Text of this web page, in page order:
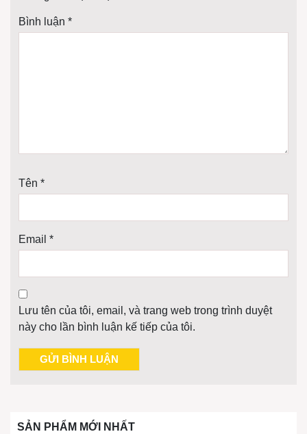
Bình luận *
Tên *
Email *
Lưu tên của tôi, email, và trang web trong trình duyệt
này cho lần bình luận kế tiếp của tôi.
SẢN PHẨM MỚI NHẤT